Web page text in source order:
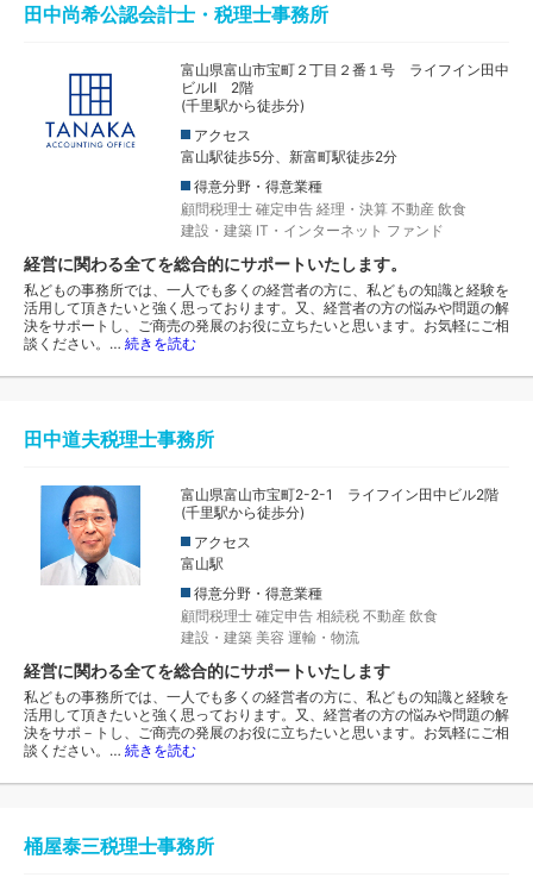
田中尚希公認会計士・税理士事務所
富山県富山市宝町２丁目２番１号 ライフイン田中
ビルⅡ 2階
(千里駅から徒歩分)
アクセス
富山駅徒歩5分、新富町駅徒歩2分
得意分野・得意業種
顧問税理士 確定申告 経理・決算 不動産 飲食
建設・建築 IT・インターネット ファンド
経営に関わる全てを総合的にサポートいたします。
私どもの事務所では、一人でも多くの経営者の方に、私どもの知識と経験を
活用して頂きたいと強く思っております。又、経営者の方の悩みや問題の解
決をサポートし、ご商売の発展のお役に立ちたいと思います。お気軽にご相
談ください。… 続きを読む
田中道夫税理士事務所
富山県富山市宝町2-2-1 ライフイン田中ビル2階
(千里駅から徒歩分)
アクセス
富山駅
得意分野・得意業種
顧問税理士 確定申告 相続税 不動産 飲食
建設・建築 美容 運輸・物流
経営に関わる全てを総合的にサポートいたします
私どもの事務所では、一人でも多くの経営者の方に、私どもの知識と経験を
活用して頂きたいと強く思っております。又、経営者の方の悩みや問題の解
決をサポ－トし、ご商売の発展のお役に立ちたいと思います。お気軽にご相
談ください。… 続きを読む
桶屋泰三税理士事務所